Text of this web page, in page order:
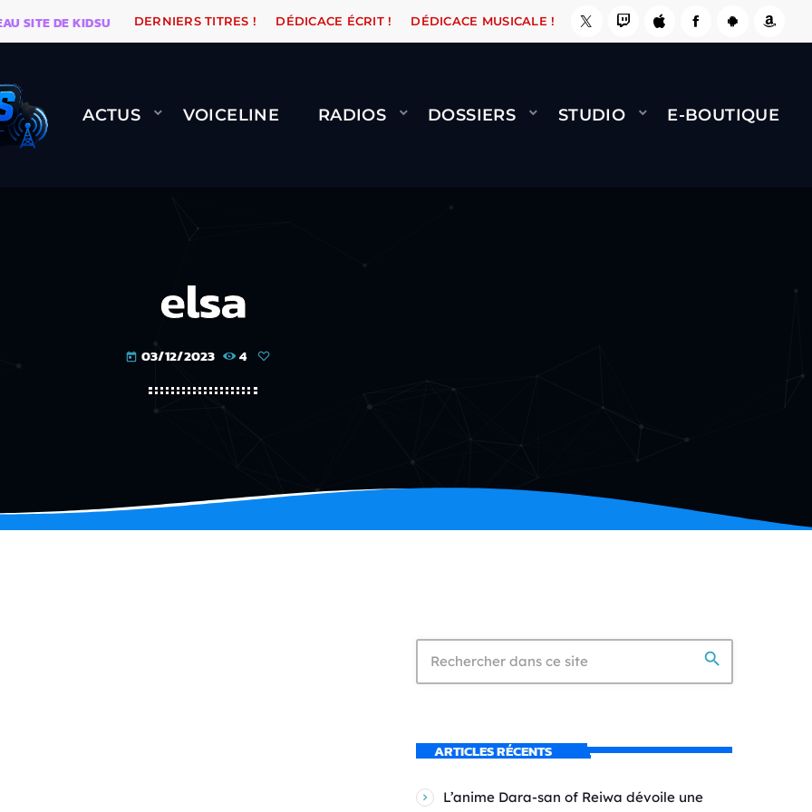
DE KIDSUNE WARÉTRO ORANGE ROAD QUI PASSE, ÇA LE FAIT ! NAMI BERNARD MINET -
DERNIERS TITRES ! DÉDICACE ÉCRIT ! DÉDICACE MUSICALE !
ACTUS VOICELINE RADIOS DOSSIERS STUDIO E-BOUTIQUE
elsa
today 03/12/2023 4
search
ARTICLES RÉCENTS
L’anime Dara-san of Reiwa dévoile une